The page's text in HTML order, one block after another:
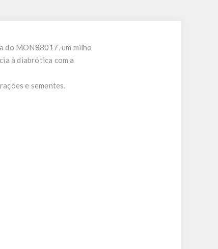
do MON88017, um milho
à diabrótica com a
e sementes.